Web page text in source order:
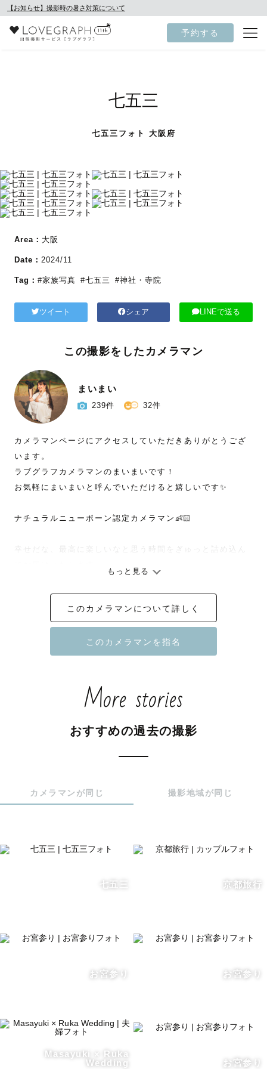
【お知らせ】撮影時の暑さ対策について
予約する
七五三
七五三フォト 大阪府
Area： 大阪
Date： 2024/11
Tag： #家族写真 #七五三 #神社・寺院
ツイート シェア LINEで送る
この撮影をしたカメラマン
まいまい
239件 32件
カメラマンページにアクセスしていただきありがとうござ
います。
ラブグラフカメラマンのまいまいです！
お気軽にまいまいと呼んでいただけると嬉しいです✨
ナチュラルニューボーン認定カメラマン👶🏻
幸せだな、最高に楽しいなと思う時間をぎゅっと詰め込ん
でもご相談ください。
メッセージを通してお話しし、一緒に解消します！
撮影まで、当日、そして撮影後思い出として振り返った時
もやっぱり楽しかったと思える時間を一緒に作らせてくだ
みなさまにお会いできることを楽しみにしています
もっと見る
このカメラマンについて詳しく
More stories
おすすめの過去の撮影
カメラマンが同じ 撮影地域が同じ
七五三 京都旅行
お宮参り お宮参り
Masayuki × Ruka
Wedding
お宮参り